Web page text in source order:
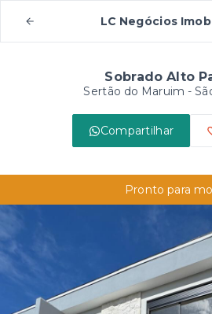
LC Negócios
Sobrado Alto
Sertão do Maruim -
Compartilhar
Pronto para